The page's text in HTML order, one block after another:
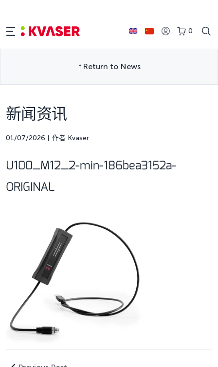
0
Return to News
新闻资讯
01/07/2026 作者 Kvaser
U100_M12_2-min-186bea3152a-
ORIGINAL